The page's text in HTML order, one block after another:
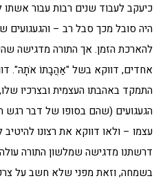
כיעקב לעבוד שנים רבות עבור
היה סובל מכך סבל רב – והגעגועים
להארכת הזמן. אך התורה מדגישה
אחדים, דווקא בשל "אַהֲבָתוֹ אֹתָהּ".
התמקד באהבתו העצמית ובצרכיו
הגעגועים (שהם בסופו של דבר
עצמו – ולאו דווקא את רצונו
דרשתנו מדגישה שמלשון התורה
בשמחה, וזאת מפני שלא חשב על